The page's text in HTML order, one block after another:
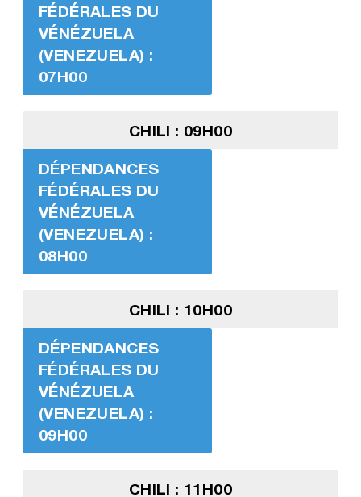
FÉDÉRALES DU
VÉNÉZUELA
(VENEZUELA) :
07H00
CHILI : 09H00
DÉPENDANCES
FÉDÉRALES DU
VÉNÉZUELA
(VENEZUELA) :
08H00
CHILI : 10H00
DÉPENDANCES
FÉDÉRALES DU
VÉNÉZUELA
(VENEZUELA) :
09H00
CHILI : 11H00